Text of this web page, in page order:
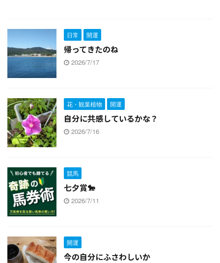
日常 開運
帰ってきたのね
2026/7/17
花・観葉植物 開運
自分に共感しているかな？
2026/7/16
競馬
七夕賞🐎
2026/7/11
開運
今の自分にふさわしいか